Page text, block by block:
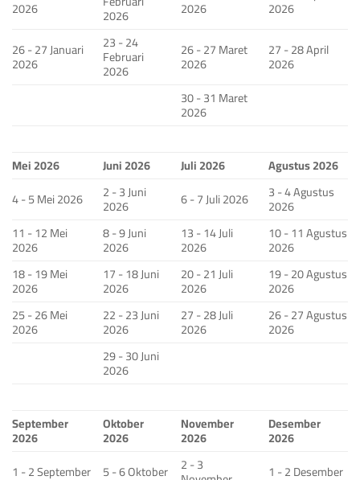
2026 2026 2026
2026
26 - 27 Januari
2026
23 - 24
Februari
2026
26 - 27 Maret
2026
27 - 28 April
2026
30 - 31 Maret
2026
Mei 2026 Juni 2026 Juli 2026
Agustus 2026
4 - 5 Mei 2026
2 - 3 Juni
2026 6 - 7 Juli 2026 3 - 4 Agustus
2026
11 - 12 Mei
2026
8 - 9 Juni
2026
13 - 14 Juli
2026
10 - 11 Agustus
2026
18 - 19 Mei
2026
17 - 18 Juni
2026
20 - 21 Juli
2026
19 - 20 Agustus
2026
25 - 26 Mei
2026
22 - 23 Juni
2026
27 - 28 Juli
2026
26 - 27 Agustus
2026
29 - 30 Juni
2026
September
2026
Oktober
2026
November
2026
Desember
2026
1 - 2 September 5 - 6 Oktober 2 - 3 1 - 2 Desember